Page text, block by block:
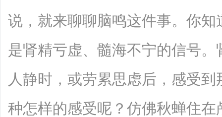
说，就来聊聊脑鸣这件事。你
是肾精亏虚、髓海不宁的信号
人静时，或劳累思虑后，感受
种怎样的感受呢？仿佛秋蝉住